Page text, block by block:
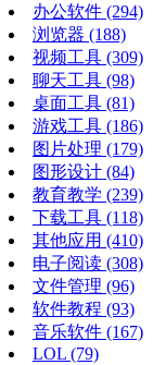
办公软件 (294)
浏览器 (188)
视频工具 (309)
聊天工具 (98)
桌面工具 (81)
游戏工具 (186)
图片处理 (179)
图形设计 (84)
教育教学 (239)
下载工具 (118)
其他应用 (410)
电子阅读 (308)
文件管理 (96)
软件教程 (93)
音乐软件 (167)
LOL (79)